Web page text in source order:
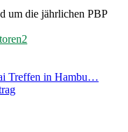
um die jährlichen PBP
Treffen in Hambu…